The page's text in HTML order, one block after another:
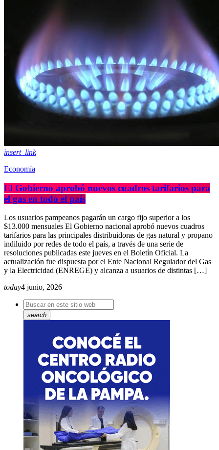
insert_link
Economía
El Gobierno aprobó nuevos cuadros tarifarios para
el gas en todo el país
Los usuarios pampeanos pagarán un cargo fijo superior a los
$13.000 mensuales El Gobierno nacional aprobó nuevos cuadros
tarifarios para las principales distribuidoras de gas natural y propano
indiluido por redes de todo el país, a través de una serie de
resoluciones publicadas este jueves en el Boletín Oficial. La
actualización fue dispuesta por el Ente Nacional Regulador del Gas
y la Electricidad (ENREGE) y alcanza a usuarios de distintas […]
today4 junio, 2026
search